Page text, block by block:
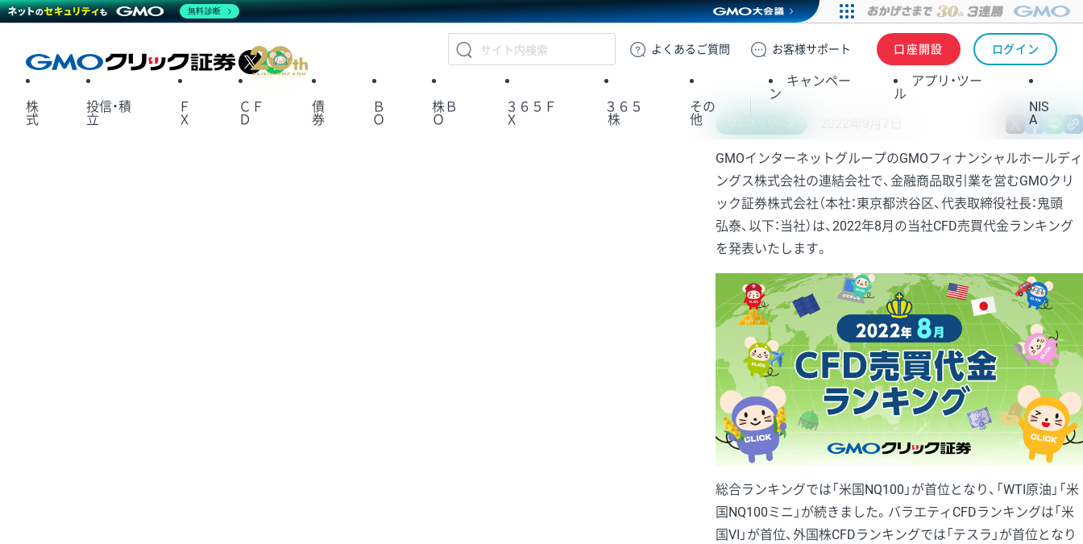
GMOクリック証券
よくある ご質問 お客様サポート 口座開設 ログイン
X
株
式
投信・積
立
Ｆ
Ｘ
ＣＦ
Ｄ
債
券
Ｂ
Ｏ
株Ｂ
Ｏ
３６５Ｆ
Ｘ
３６５
株
その
他
キャンペー
ン
アプリ・ツー
ル
NIS
A
X
GMOインターネットグループのGMOフィナンシャルホールディ
ングス株式会社の連結会社で、金融商品取引業を営むGMOクリ
ック証券株式会社（本社：東京都渋谷区、代表取締役社長：鬼頭
弘泰、以下：当社）は、2022年8月の当社CFD売買代金ランキング
を発表いたします。
総合ランキングでは「米国NQ100」が首位となり、「WTI原油」「米
国NQ100ミニ」が続きました。バラエティCFDランキングは「米
国VI」が首位、外国株CFDランキングでは「テスラ」が首位となり
無料診断